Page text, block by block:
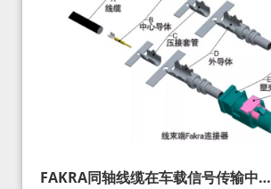
FAKRA同轴线缆在车载信号传输中的